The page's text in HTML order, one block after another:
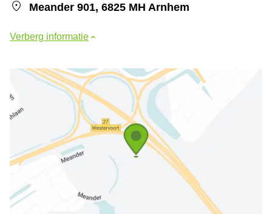
Meander 901, 6825 MH Arnhem
Verberg informatie